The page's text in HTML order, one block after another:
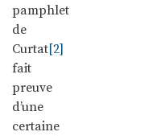
pamphlet
de
Curtat[2]
fait
preuve
d’une
certaine